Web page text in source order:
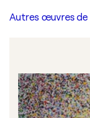
Autres œuvres de